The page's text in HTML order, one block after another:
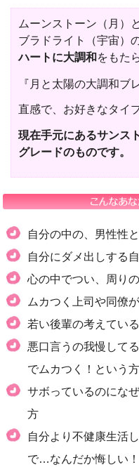
ムーンストーン（月）
ブラドライト（宇宙）
ハートに大調和 をもた
『月と太陽の大調和ブ
直感で、お好きなタイ
現在手元にあるサンス
グレードのものです。
自分の中の、男性性
自分にダメ出しする
心の中でつい、周り
ムカつく上司や同僚
若い後輩の考えてい
悪口言うの我慢して
でムカつく！という方
サボっているのにな
方
自分より不健康生活
で…なんだか悔しい